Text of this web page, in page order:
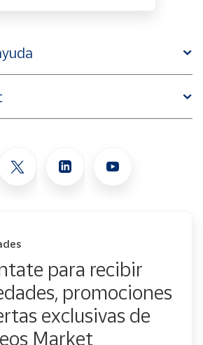
para recibir
promociones
exclusivas de
Market